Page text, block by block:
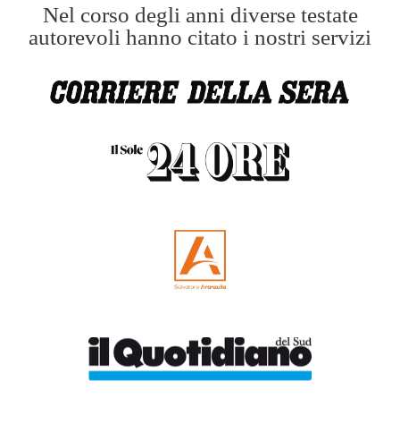
Nel corso degli anni diverse testate
autorevoli hanno citato i nostri servizi